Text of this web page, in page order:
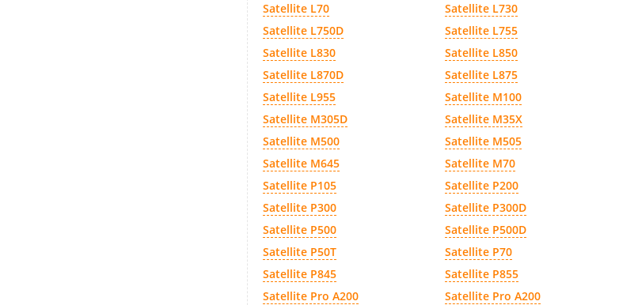
Satellite L70
Satellite L730
Satellite L750D
Satellite L755
Satellite L830
Satellite L850
Satellite L870D
Satellite L875
Satellite L955
Satellite M100
Satellite M305D
Satellite M35X
Satellite M500
Satellite M505
Satellite M645
Satellite M70
Satellite P105
Satellite P200
Satellite P300
Satellite P300D
Satellite P500
Satellite P500D
Satellite P50T
Satellite P70
Satellite P845
Satellite P855
Satellite Pro A200
Satellite Pro A200